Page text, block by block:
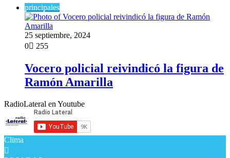
principales
25 septiembre, 2024
0
255
Vocero policial reivindicó la figura de
Ramón Amarilla
RadioLateral en Youtube
Clima